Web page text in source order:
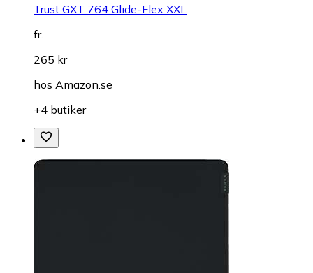
Trust GXT 764 Glide-Flex XXL
fr.
265 kr
hos Amazon.se
+4 butiker